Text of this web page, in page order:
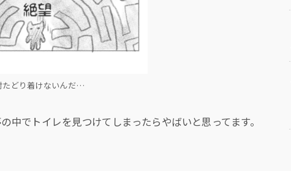
たどり着けないんだ…
中でトイレを見つけてしまったらやばいと思ってます。